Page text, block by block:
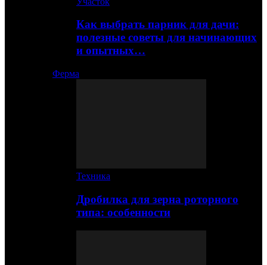
Как выбрать парник для дачи:
полезные советы для начинающих
и опытных…
Ферма
Техника
Дробилка для зерна роторного
типа: особенности